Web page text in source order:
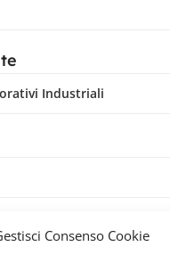
Consenso Cookie
Industriali